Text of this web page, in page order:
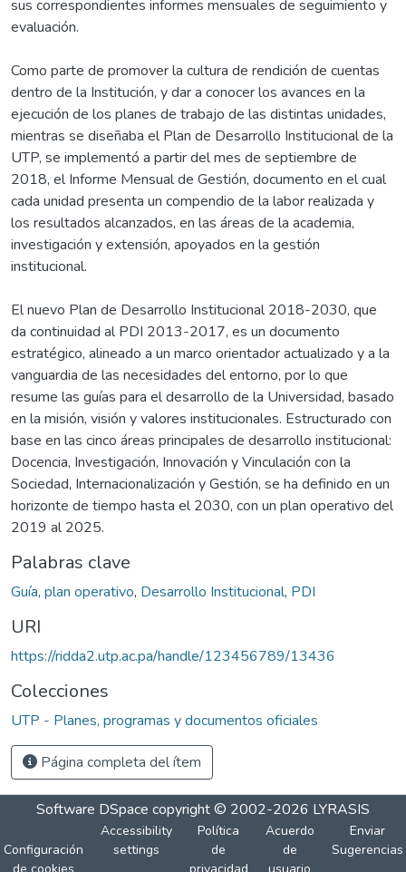
sus correspondientes informes mensuales de seguimiento y
evaluación.
Como parte de promover la cultura de rendición de cuentas
dentro de la Institución, y dar a conocer los avances en la
ejecución de los planes de trabajo de las distintas unidades,
mientras se diseñaba el Plan de Desarrollo Institucional de la
UTP, se implementó a partir del mes de septiembre de
2018, el Informe Mensual de Gestión, documento en el cual
cada unidad presenta un compendio de la labor realizada y
los resultados alcanzados, en las áreas de la academia,
investigación y extensión, apoyados en la gestión
institucional.
El nuevo Plan de Desarrollo Institucional 2018-2030, que
da continuidad al PDI 2013-2017, es un documento
estratégico, alineado a un marco orientador actualizado y a la
vanguardia de las necesidades del entorno, por lo que
resume las guías para el desarrollo de la Universidad, basado
en la misión, visión y valores institucionales. Estructurado con
base en las cinco áreas principales de desarrollo institucional:
Docencia, Investigación, Innovación y Vinculación con la
Sociedad, Internacionalización y Gestión, se ha definido en un
horizonte de tiempo hasta el 2030, con un plan operativo del
2019 al 2025.
Palabras clave
Guía, plan operativo, Desarrollo Institucional, PDI
URI
https://ridda2.utp.ac.pa/handle/123456789/13436
Colecciones
UTP - Planes, programas y documentos oficiales
Página completa del ítem
Software DSpace copyright © 2002-2026 LYRASIS
Configuración
Accessibility
settings
Política
de
Acuerdo
de
Enviar
Sugerencias